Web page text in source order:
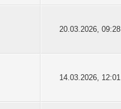
20.03.2026, 09:28
14.03.2026, 12:01